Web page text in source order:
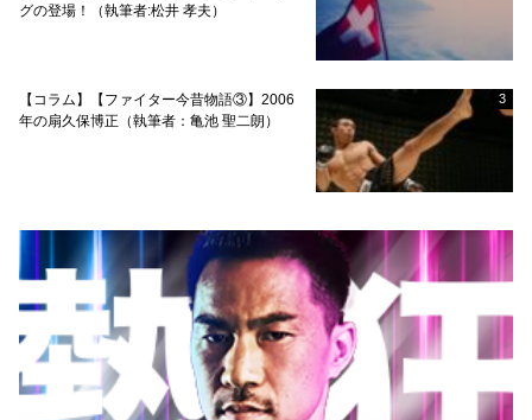
グの登場！（執筆者:松井 孝夫）
【コラム】【ファイター今昔物語③】2006
年の扇久保博正（執筆者：亀池 聖二朗）
3